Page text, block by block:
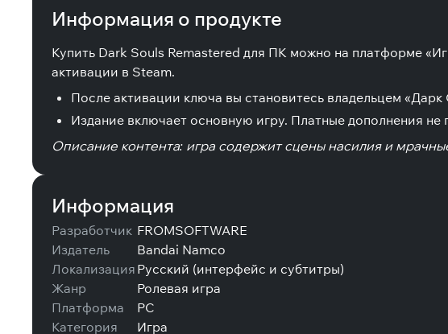
Информация о продукте
Купить Dark Souls Remastered для ПК можно на платформе
активации в Steam.
После активации ключа вы становитесь владельцем
Издание включает основную игру. Платные дополнения не
Описание контента: игра содержит сцены насилия и
Информация
Разработчик FROMSOFTWARE
Издатель
Bandai Namco
Локализация Русский (интерфейс и субтитры)
Жанр
Ролевая игра
Платформа
PC
Категория
Игра